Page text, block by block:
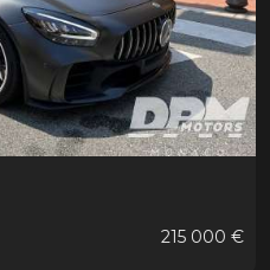
215 000 €